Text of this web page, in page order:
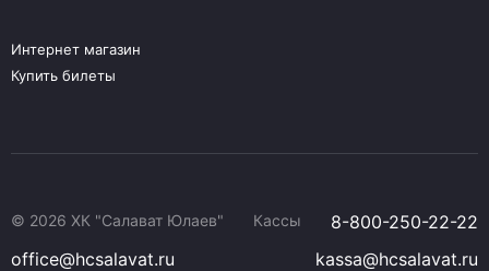
Интернет магазин
Купить билеты
© 2026 ХК "Салават Юлаев" Кассы
8-800-250-22-22
office@hcsalavat.ru
kassa@hcsalavat.ru